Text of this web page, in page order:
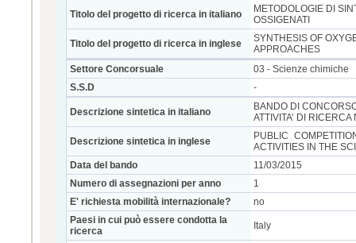
Titolo del progetto di ricerca in italiano
METODOLOGIE DI
OSSIGENATI
Titolo del progetto di ricerca in inglese
SYNTHESIS OF
APPROACHES
Settore Concorsuale
03 - Scienze chimiche
S.S.D
-
Descrizione sintetica in italiano
BANDO DI
ATTIVITA’ DI
Descrizione sintetica in inglese
PUBLIC
ACTIVITIES IN THE
Data del bando
11/03/2015
Numero di assegnazioni per anno
1
E' richiesta mobilità internazionale?
no
Paesi in cui può essere condotta la
ricerca
Italy